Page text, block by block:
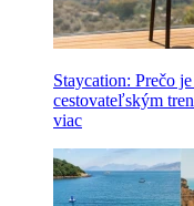
Staycation: Prečo
cestovateľským
viac